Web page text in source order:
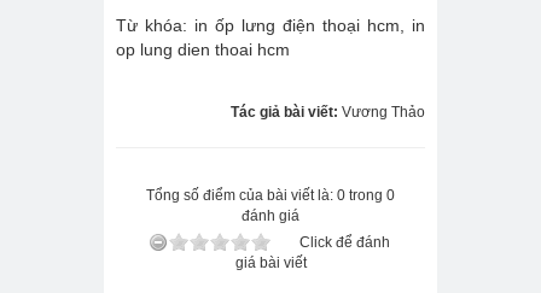
Từ khóa: in ốp lưng điện thoại hcm, in
op lung dien thoai hcm
Tác giả bài viết: Vương Thảo
Tổng số điểm của bài viết là: 0 trong 0
đánh giá
Click để đánh
giá bài viết